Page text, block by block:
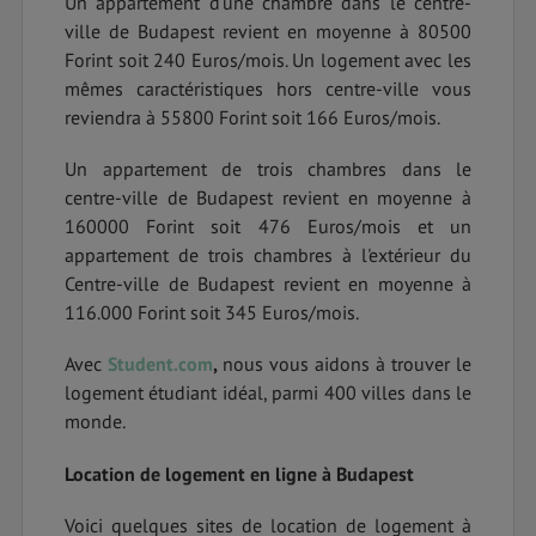
ville de Budapest revient en moyenne à 80500
Forint soit 240 Euros/mois. Un logement avec les
mêmes caractéristiques hors centre-ville vous
reviendra à 55800 Forint soit 166 Euros/mois.
Un appartement de trois chambres dans le
centre-ville de Budapest revient en moyenne à
160000 Forint soit 476 Euros/mois et un
appartement de trois chambres à l'extérieur du
Centre-ville de Budapest revient en moyenne à
116.000 Forint soit 345 Euros/mois.
Avec Student.com, nous vous aidons à trouver le
logement étudiant idéal, parmi 400 villes dans le
monde.
Location de logement en ligne à Budapest
Voici quelques sites de location de logement à